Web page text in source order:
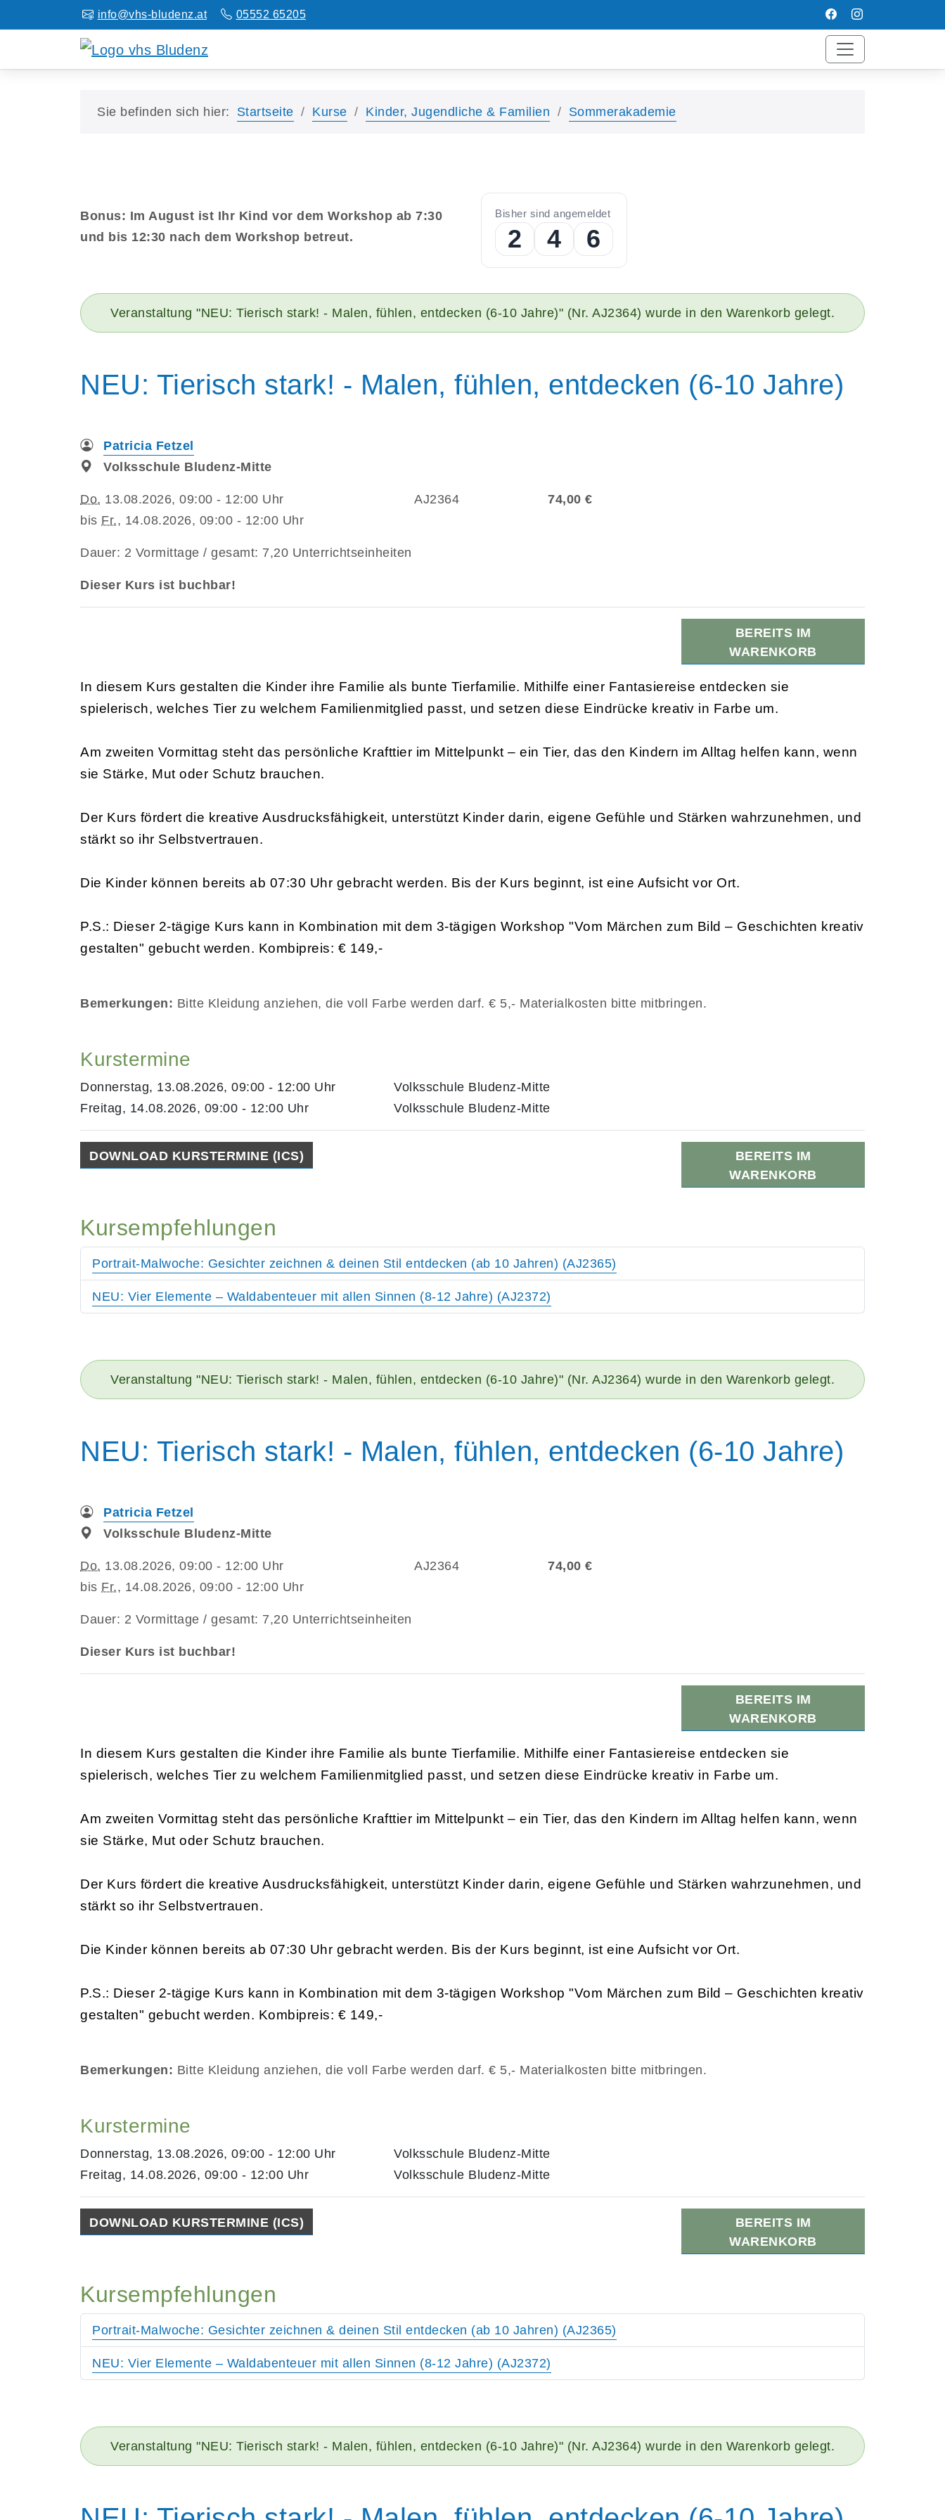
info@vhs-bludenz.at 05552 65205
Sie befinden sich hier: Startseite Kurse Kinder, Jugendliche & Familien Sommerakademie
Bonus: Im August ist Ihr Kind vor dem Workshop ab 7:30
und bis 12:30 nach dem Workshop betreut.
Bisher sind angemeldet
6
7
8
1
2
3
4
5
6
8
9
0
3
4
5
6
7
8
0
1
2
5
6
7
8
9
Veranstaltung "NEU: Tierisch stark! - Malen, fühlen, entdecken (6-10 Jahre)" (Nr. AJ2364) wurde in den Warenkorb gelegt.
NEU: Tierisch stark! - Malen, fühlen, entdecken (6-10 Jahre)
Patricia Fetzel
Volksschule Bludenz-Mitte
Do. 13.08.2026, 09:00 - 12:00 Uhr
bis Fr., 14.08.2026, 09:00 - 12:00 Uhr
AJ2364 74,00 €
Dauer: 2 Vormittage / gesamt: 7,20 Unterrichtseinheiten
Dieser Kurs ist buchbar!
BEREITS IM
WARENKORB
In diesem Kurs gestalten die Kinder ihre Familie als bunte Tierfamilie. Mithilfe einer Fantasiereise entdecken sie
spielerisch, welches Tier zu welchem Familienmitglied passt, und setzen diese Eindrücke kreativ in Farbe um.
Am zweiten Vormittag steht das persönliche Krafttier im Mittelpunkt – ein Tier, das den Kindern im Alltag helfen kann, wenn
sie Stärke, Mut oder Schutz brauchen.
Der Kurs fördert die kreative Ausdrucksfähigkeit, unterstützt Kinder darin, eigene Gefühle und Stärken wahrzunehmen, und
stärkt so ihr Selbstvertrauen.
Die Kinder können bereits ab 07:30 Uhr gebracht werden. Bis der Kurs beginnt, ist eine Aufsicht vor Ort.
P.S.: Dieser 2-tägige Kurs kann in Kombination mit dem 3-tägigen Workshop "Vom Märchen zum Bild – Geschichten kreativ
gestalten" gebucht werden. Kombipreis: € 149,-
Bemerkungen: Bitte Kleidung anziehen, die voll Farbe werden darf. € 5,- Materialkosten bitte mitbringen.
Kurstermine
Donnerstag, 13.08.2026, 09:00 - 12:00 Uhr
Volksschule Bludenz-Mitte
Freitag, 14.08.2026, 09:00 - 12:00 Uhr
Volksschule Bludenz-Mitte
DOWNLOAD KURSTERMINE (ICS)
BEREITS IM
WARENKORB
Kursempfehlungen
Portrait-Malwoche: Gesichter zeichnen & deinen Stil entdecken (ab 10 Jahren) (AJ2365)
NEU: Vier Elemente – Waldabenteuer mit allen Sinnen (8-12 Jahre) (AJ2372)
Veranstaltung "NEU: Tierisch stark! - Malen, fühlen, entdecken (6-10 Jahre)" (Nr. AJ2364) wurde in den Warenkorb gelegt.
NEU: Tierisch stark! - Malen, fühlen, entdecken (6-10 Jahre)
Patricia Fetzel
Volksschule Bludenz-Mitte
Do. 13.08.2026, 09:00 - 12:00 Uhr
bis Fr., 14.08.2026, 09:00 - 12:00 Uhr
AJ2364 74,00 €
Dauer: 2 Vormittage / gesamt: 7,20 Unterrichtseinheiten
Dieser Kurs ist buchbar!
BEREITS IM
WARENKORB
In diesem Kurs gestalten die Kinder ihre Familie als bunte Tierfamilie. Mithilfe einer Fantasiereise entdecken sie
spielerisch, welches Tier zu welchem Familienmitglied passt, und setzen diese Eindrücke kreativ in Farbe um.
Am zweiten Vormittag steht das persönliche Krafttier im Mittelpunkt – ein Tier, das den Kindern im Alltag helfen kann, wenn
sie Stärke, Mut oder Schutz brauchen.
Der Kurs fördert die kreative Ausdrucksfähigkeit, unterstützt Kinder darin, eigene Gefühle und Stärken wahrzunehmen, und
stärkt so ihr Selbstvertrauen.
Die Kinder können bereits ab 07:30 Uhr gebracht werden. Bis der Kurs beginnt, ist eine Aufsicht vor Ort.
P.S.: Dieser 2-tägige Kurs kann in Kombination mit dem 3-tägigen Workshop "Vom Märchen zum Bild – Geschichten kreativ
gestalten" gebucht werden. Kombipreis: € 149,-
Bemerkungen: Bitte Kleidung anziehen, die voll Farbe werden darf. € 5,- Materialkosten bitte mitbringen.
Kurstermine
Donnerstag, 13.08.2026, 09:00 - 12:00 Uhr
Volksschule Bludenz-Mitte
Freitag, 14.08.2026, 09:00 - 12:00 Uhr
Volksschule Bludenz-Mitte
DOWNLOAD KURSTERMINE (ICS)
BEREITS IM
WARENKORB
Kursempfehlungen
Portrait-Malwoche: Gesichter zeichnen & deinen Stil entdecken (ab 10 Jahren) (AJ2365)
NEU: Vier Elemente – Waldabenteuer mit allen Sinnen (8-12 Jahre) (AJ2372)
Veranstaltung "NEU: Tierisch stark! - Malen, fühlen, entdecken (6-10 Jahre)" (Nr. AJ2364) wurde in den Warenkorb gelegt.